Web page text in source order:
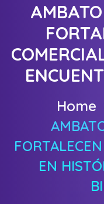
Home
EN